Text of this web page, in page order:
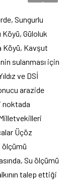
Sungurlu
Güloluk
Köyü, Kavşut
sulanması için
ve DSİ
arazide
noktada
Üçöz
ölçümü
Su ölçümü
talep ettiği